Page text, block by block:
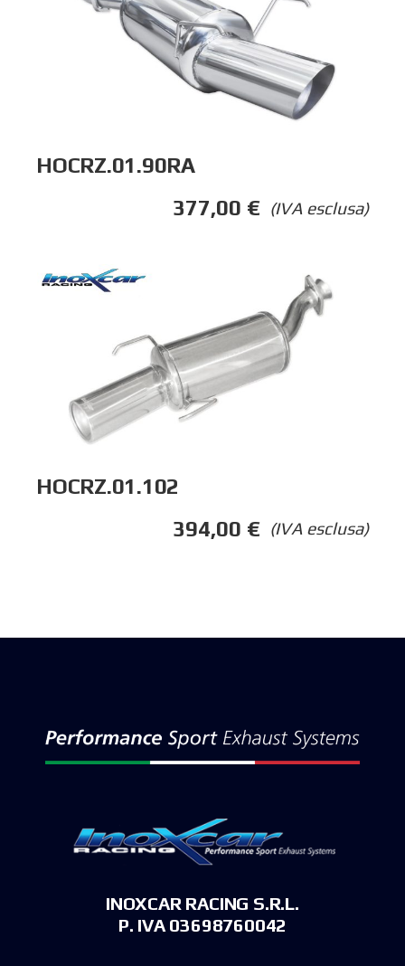
HOCRZ.01.90RA
(IVA esclusa)
377,00 €
HOCRZ.01.102
(IVA esclusa)
394,00 €
INOXCAR RACING S.R.L.
P. IVA 03698760042